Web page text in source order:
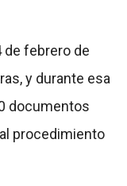
de febrero de
y durante esa
documentos
procedimiento